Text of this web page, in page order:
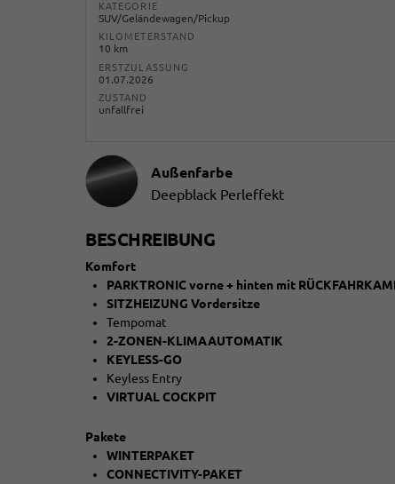
KATEGORIE
SUV/Geländewagen/Pickup
KILOMETERSTAND
10 km
ERSTZULASSUNG
01.07.2026
ZUSTAND
unfallfrei
Außenfarbe
Deepblack Perleffekt
BESCHREIBUNG
Komfort
PARKTRONIC vorne + hinten mit
SITZHEIZUNG Vordersitze
Tempomat
2-ZONEN-KLIMAAUTOMATIK
KEYLESS-GO
Keyless Entry
VIRTUAL COCKPIT
Pakete
WINTERPAKET
CONNECTIVITY-PAKET